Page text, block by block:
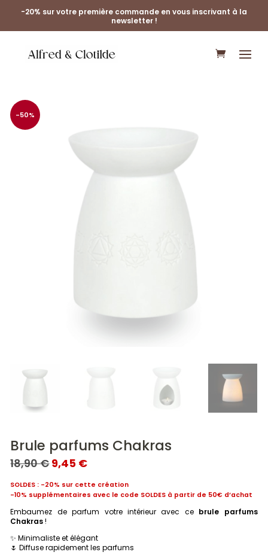
-20% sur votre première commande en vous inscrivant à la
newsletter !
-50%
Brule parfums Chakras
18,90€LE
PRIX
INITIAL
ÉTAIT :
18,90 €.
9,45 €LE
ACTUEL
EST :
9,45 €.
SOLDES : -20% sur cette création
-10% supplémentaires avec le code SOLDES à partir de 50€ d’achat
Embaumez de parfum votre intérieur avec ce brule parfums
Chakras!
✨ Minimaliste et élégant
🌷 Diffuse rapidement les parfums